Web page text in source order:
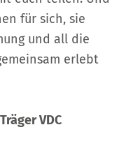
für sich, sie
und all die
erlebt
VDC